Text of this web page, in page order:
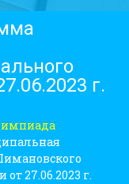
г.
27.06.2023 г.